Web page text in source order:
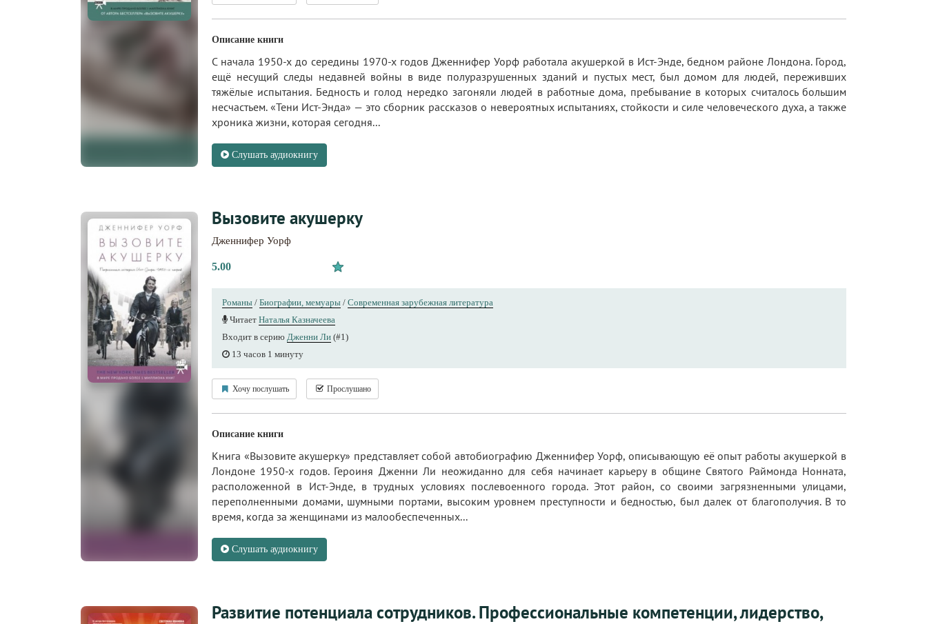
Описание книги
С начала 1950-х до середины 1970-х годов Дженнифер Уорф работала акушеркой в Ист-Энде, бедном районе Лондона. Город,
ещё несущий следы недавней войны в виде полуразрушенных зданий и пустых мест, был домом для людей, переживших
тяжёлые испытания. Бедность и голод нередко загоняли людей в работные дома, пребывание в которых считалось большим
несчастьем. «Тени Ист-Энда» — это сборник рассказов о невероятных испытаниях, стойкости и силе человеческого духа, а также
хроника жизни, которая сегодня...
Слушать аудиокнигу
Вызовите акушерку
Дженнифер Уорф
5.00
Романы / Биографии, мемуары / Современная зарубежная литература
Читает Наталья Казначеева
Входит в серию Дженни Ли (#1)
13 часов 1 минуту
Хочу послушать Прослушано
Описание книги
Книга «Вызовите акушерку» представляет собой автобиографию Дженнифер Уорф, описывающую её опыт работы акушеркой в
Лондоне 1950-х годов. Героиня Дженни Ли неожиданно для себя начинает карьеру в общине Святого Раймонда Нонната,
расположенной в Ист-Энде, в трудных условиях послевоенного города. Этот район, со своими загрязненными улицами,
переполненными домами, шумными портами, высоким уровнем преступности и бедностью, был далек от благополучия. В то
время, когда за женщинами из малообеспеченных...
Слушать аудиокнигу
Развитие потенциала сотрудников. Профессиональные компетенции, лидерство,